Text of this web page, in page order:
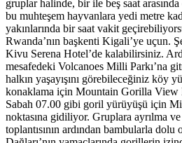
gruplar halinde, bir ile beş saat
bu muhteşem hayvanlara yedi metre
yakınlarında bir saat vakit
Rwanda’nın başkenti Kigali’ye uçun.
Kivu Serena Hotel’de kalabilirsiniz.
mesafedeki Volcanoes Milli Parkı’na
halkın yaşayışını görebileceğiniz köy
konaklama için Mountain Gorilla View
Sabah 07.00 gibi goril yürüyüşü için
noktasına gidiliyor. Gruplara ayrılma
toplantısının ardından bambularla